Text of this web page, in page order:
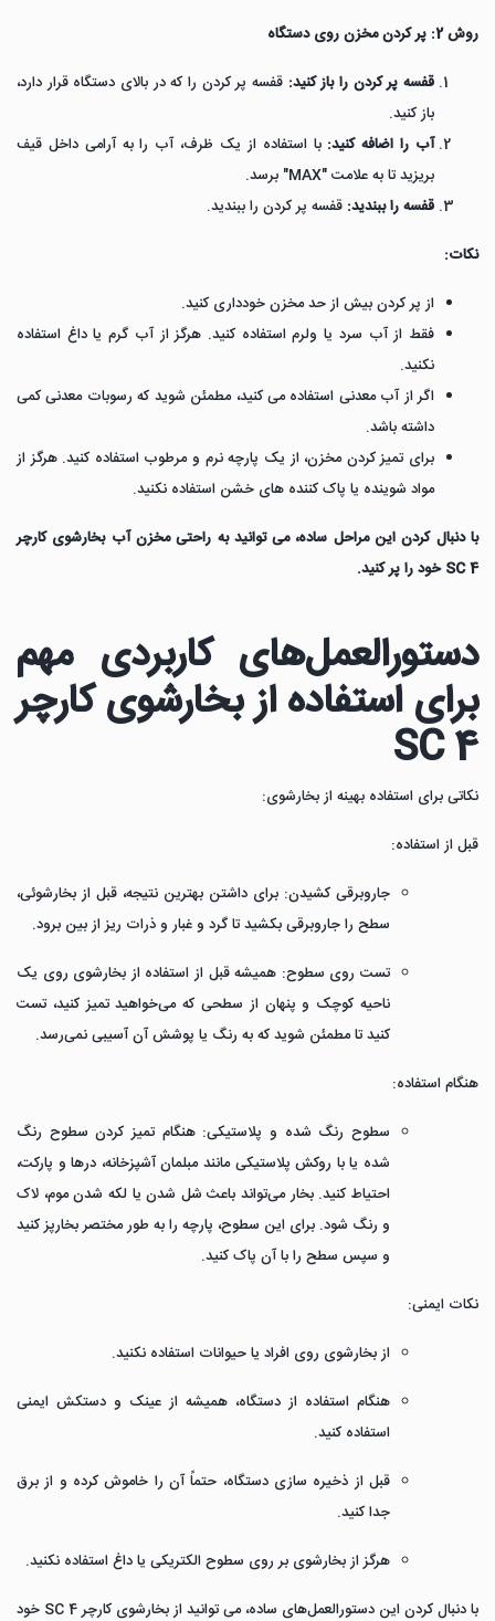
روش 2: پر کردن مخزن روی دستگاه
قفسه پر کردن را باز کنید: قفسه پر کردن را که در بالای دستگاه قرار دارد،
باز کنید.
آب را اضافه کنید: با استفاده از یک ظرف، آب را به آرامی داخل قیف
بریزید تا به علامت "MAX" برسد.
قفسه را ببندید: قفسه پر کردن را ببندید.
نکات:
از پر کردن بیش از حد مخزن خودداری کنید.
فقط از آب سرد یا ولرم استفاده کنید. هرگز از آب گرم یا داغ استفاده
نکنید.
اگر از آب معدنی استفاده می کنید، مطمئن شوید که رسوبات معدنی کمی
داشته باشد.
برای تمیز کردن مخزن، از یک پارچه نرم و مرطوب استفاده کنید. هرگز از
مواد شوینده یا پاک کننده های خشن استفاده نکنید.
با دنبال کردن این مراحل ساده، می توانید به راحتی مخزن آب بخارشوی کارچر
SC 4 خود را پر کنید.
دستورالعمل‌های کاربردی مهم
برای استفاده از بخارشوی کارچر
SC 4
نکاتی برای استفاده بهینه از بخارشوی:
قبل از استفاده:
جاروبرقی کشیدن: برای داشتن بهترین نتیجه، قبل از بخارشوئی،
سطح را جاروبرقی بکشید تا گرد و غبار و ذرات ریز از بین برود.
تست روی سطوح: همیشه قبل از استفاده از بخارشوی روی یک
ناحیه کوچک و پنهان از سطحی که می‌خواهید تمیز کنید، تست
کنید تا مطمئن شوید که به رنگ یا پوشش آن آسیبی نمی‌رسد.
هنگام استفاده:
سطوح رنگ شده و پلاستیکی: هنگام تمیز کردن سطوح رنگ
شده یا با روکش پلاستیکی مانند مبلمان آشپزخانه، درها و پارکت،
احتیاط کنید. بخار می‌تواند باعث شل شدن یا لکه شدن موم، لاک
و رنگ شود. برای این سطوح، پارچه را به طور مختصر بخارپز کنید
و سپس سطح را با آن پاک کنید.
نکات ایمنی:
از بخارشوی روی افراد یا حیوانات استفاده نکنید.
هنگام استفاده از دستگاه، همیشه از عینک و دستکش ایمنی
استفاده کنید.
قبل از ذخیره سازی دستگاه، حتماً آن را خاموش کرده و از برق
جدا کنید.
هرگز از بخارشوی بر روی سطوح الکتریکی یا داغ استفاده نکنید.
با دنبال کردن این دستورالعمل‌های ساده، می توانید از بخارشوی کارچر SC 4 خود